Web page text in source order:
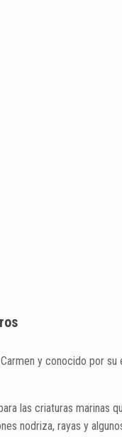
y conocido por su
las criaturas marinas
nodriza, rayas y